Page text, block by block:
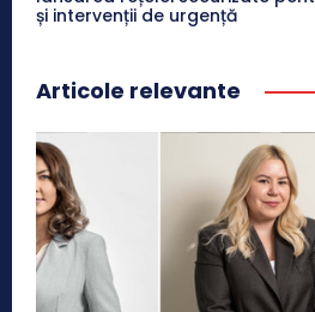
și intervenții de urgență
Articole relevante